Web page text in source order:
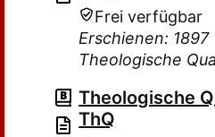
Frei verfügbar
Erschienen: 1897
Theologische
Theologische
ThQ